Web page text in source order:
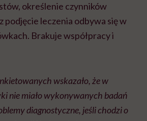
określenie czynników
podjęcie leczenia odbywa się w
Brakuje współpracy i
wskazało, że w
nie miało wykonywanych badań
diagnostyczne, jeśli chodzi o